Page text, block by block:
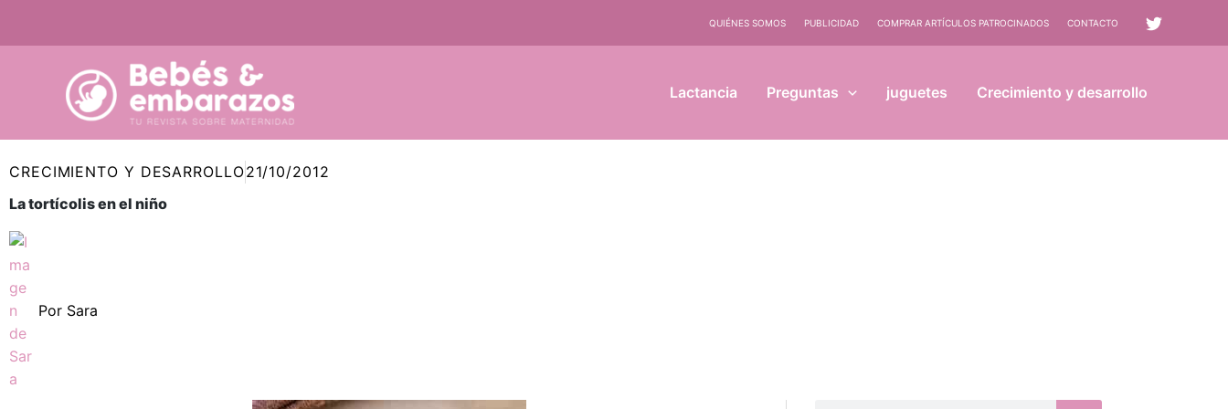
QUIÉNES SOMOS PUBLICIDAD COMPRAR ARTÍCULOS PATROCINADOS CONTACTO
Lactancia Preguntas juguetes Crecimiento y desarrollo
CRECIMIENTO Y DESARROLLO21/10/2012
La tortícolis en el niño
Por Sara